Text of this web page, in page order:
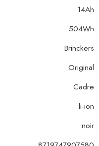
14Ah
504Wh
Brinckers
Original
Cadre
li-ion
noir